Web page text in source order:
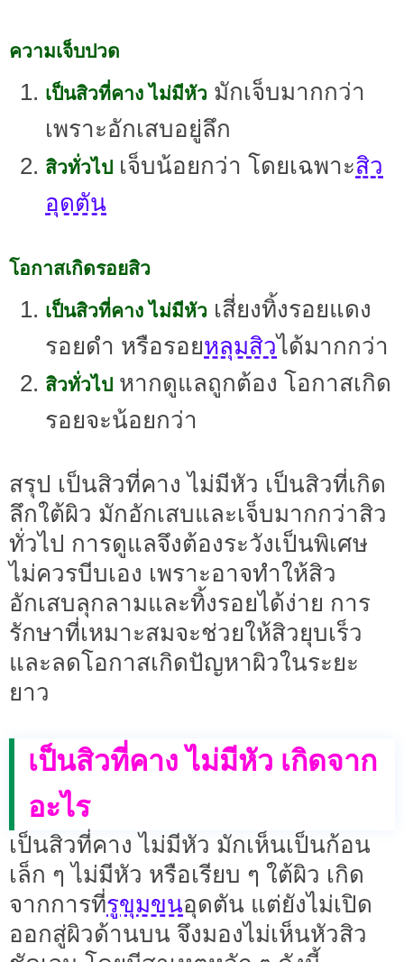
ความเจ็บปวด
เป็นสิวที่คาง ไม่มีหัว มักเจ็บมากกว่า
เพราะอักเสบอยู่ลึก
สิวทั่วไป เจ็บน้อยกว่า โดยเฉพาะสิว
อุดตัน
โอกาสเกิดรอยสิว
เป็นสิวที่คาง ไม่มีหัว เสี่ยงทิ้งรอยแดง
รอยดำ หรือรอยหลุมสิวได้มากกว่า
สิวทั่วไป หากดูแลถูกต้อง โอกาสเกิด
รอยจะน้อยกว่า
สรุป เป็นสิวที่คาง ไม่มีหัว เป็นสิวที่เกิด
ลึกใต้ผิว มักอักเสบและเจ็บมากกว่าสิว
ทั่วไป การดูแลจึงต้องระวังเป็นพิเศษ
ไม่ควรบีบเอง เพราะอาจทำให้สิว
อักเสบลุกลามและทิ้งรอยได้ง่าย การ
รักษาที่เหมาะสมจะช่วยให้สิวยุบเร็ว
และลดโอกาสเกิดปัญหาผิวในระยะ
ยาว
เป็นสิวที่คาง ไม่มีหัว เกิดจาก
อะไร
เป็นสิวที่คาง ไม่มีหัว มักเห็นเป็นก้อน
เล็ก ๆ ไม่มีหัว หรือเรียบ ๆ ใต้ผิว เกิด
จากการที่รูขุมขนอุดตัน แต่ยังไม่เปิด
ออกสู่ผิวด้านบน จึงมองไม่เห็นหัวสิว